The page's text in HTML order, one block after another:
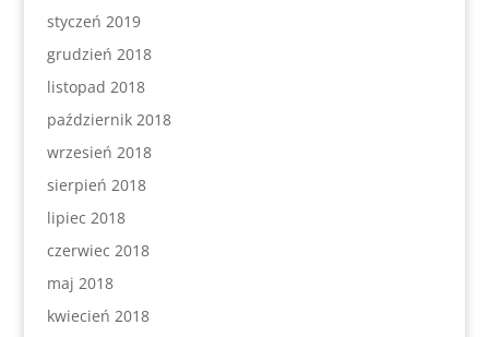
styczeń 2019
grudzień 2018
listopad 2018
październik 2018
wrzesień 2018
sierpień 2018
lipiec 2018
czerwiec 2018
maj 2018
kwiecień 2018